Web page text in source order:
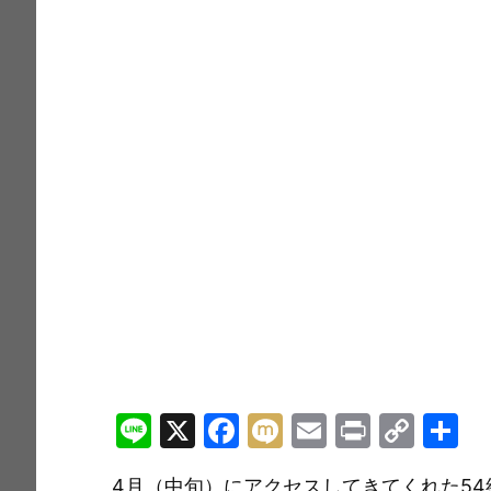
Li X
F
M E
Pr C
4月（中旬）にアクセスしてきてくれた54